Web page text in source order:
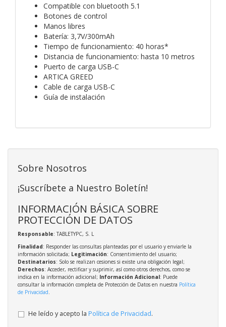
Compatible con bluetooth 5.1
Botones de control
Manos libres
Batería: 3,7V/300mAh
Tiempo de funcionamiento: 40 horas*
Distancia de funcionamiento: hasta 10 metros
Puerto de carga USB-C
ARTICA GREED
Cable de carga USB-C
Guía de instalación
Sobre Nosotros
¡Suscríbete a Nuestro Boletín!
INFORMACIÓN BÁSICA SOBRE
PROTECCIÓN DE DATOS
Responsable: TABLETYPC, S. L
Finalidad: Responder las consultas planteadas por el usuario y enviarle la
información solicitada; Legitimación: Consentimiento del usuario;
Destinatarios: Solo se realizan cesiones si existe una obligación legal;
Derechos: Acceder, rectificar y suprimir, así como otros derechos, como se
indica en la información adicional; Información Adicional: Puede
consultar la información completa de Protección de Datos en nuestra Política
de Privacidad
He leído y acepto la Política de Privacidad.